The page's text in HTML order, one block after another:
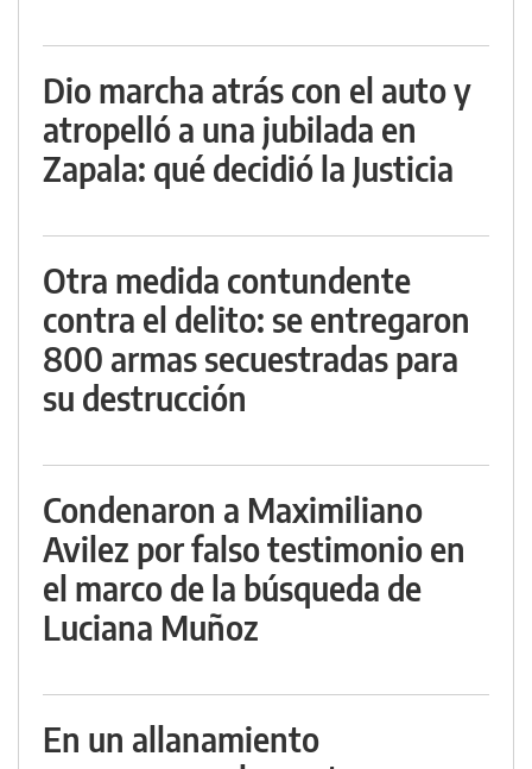
Dio marcha atrás con el auto y
atropelló a una jubilada en
Zapala: qué decidió la Justicia
Otra medida contundente
contra el delito: se entregaron
800 armas secuestradas para
su destrucción
Condenaron a Maximiliano
Avilez por falso testimonio en
el marco de la búsqueda de
Luciana Muñoz
En un allanamiento